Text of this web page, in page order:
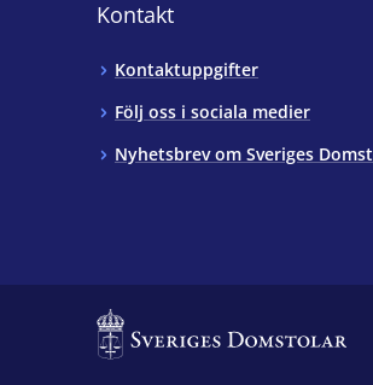
Kontakt
Kontaktuppgifter
Följ oss i sociala medier
Nyhetsbrev om Sveriges